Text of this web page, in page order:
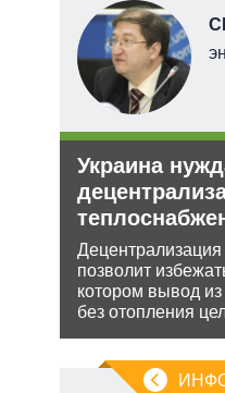
Украина
позволит
котором вывод
без отопления